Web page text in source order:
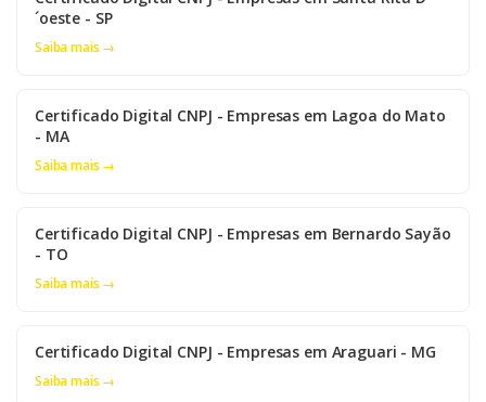
´oeste - SP
Saiba mais →
Certificado Digital CNPJ - Empresas em Lagoa do Mato
- MA
Saiba mais →
Certificado Digital CNPJ - Empresas em Bernardo Sayão
- TO
Saiba mais →
Certificado Digital CNPJ - Empresas em Araguari - MG
Saiba mais →